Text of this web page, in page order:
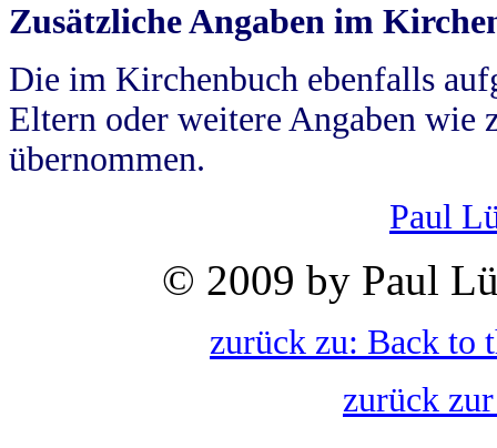
Zusätzliche Angaben im
Die im Kirchenbuch ebenfalls
Eltern oder weitere Angaben wie
übernommen.
Paul
© 2009 by Paul
zurück zu: Back to
zurück